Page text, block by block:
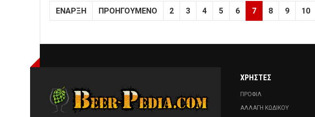
ΈΝΑΡΞΗ ΠΡΟΗΓΟΎΜΕΝΟ 2 3 4 5 6 7 8 9 10
ΧΡΗΣΤΕΣ
ΠΡΟΦΙΛ
ΑΛΛΑΓΗ ΚΩΔΙΚΟΥ